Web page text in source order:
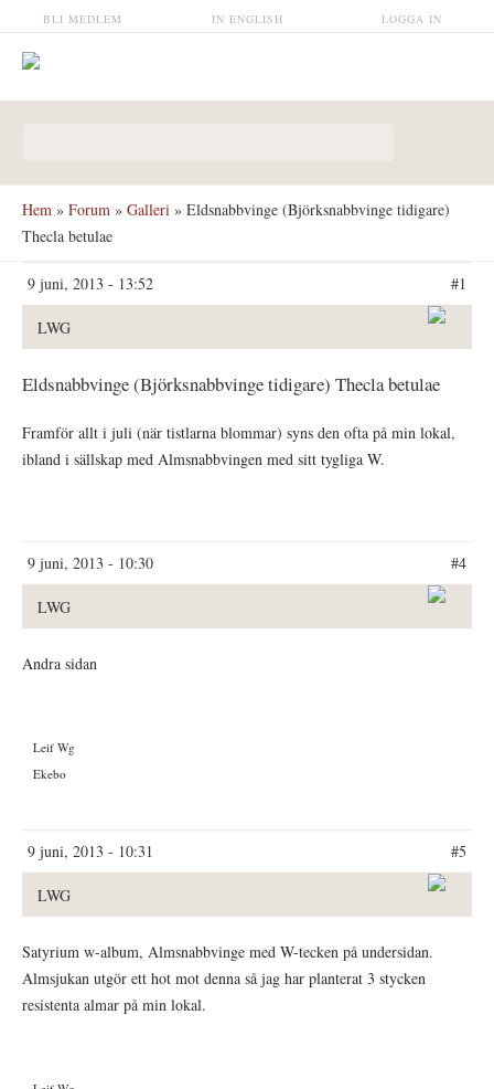
Hoppa till huvudinnehåll LOGGA IN
IN ENGLISH
BLI MEDLEM
Hem » Forum » Galleri » Eldsnabbvinge (Björksnabbvinge tidigare)
Thecla betulae
9 juni, 2013 - 13:52 #1
LWG
Eldsnabbvinge (Björksnabbvinge tidigare) Thecla betulae
Framför allt i juli (när tistlarna blommar) syns den ofta på min lokal,
ibland i sällskap med Almsnabbvingen med sitt tygliga W.
9 juni, 2013 - 10:30 #4
LWG
Andra sidan
Leif Wg
Ekebo
9 juni, 2013 - 10:31 #5
LWG
Satyrium w-album, Almsnabbvinge med W-tecken på undersidan.
Almsjukan utgör ett hot mot denna så jag har planterat 3 stycken
resistenta almar på min lokal.